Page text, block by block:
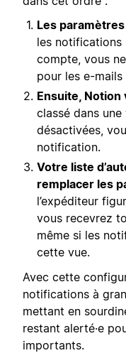
Les
les notifications
compte, vous
pour les e-
Ensuite, Notion
classé dans
désactivées,
notification.
Votre liste
remplacer les
l’expéditeur
vous recevrez
même si les
cette vue.
Avec cette
notifications à
mettant en
restant alerté·e
importants.